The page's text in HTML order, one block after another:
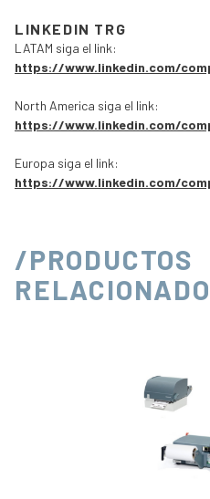
LINKEDIN TRG
LATAM siga el link:
https://www.linkedin.com/
North America siga el link:
https://www.linkedin.com/
Europa siga el link:
https://www.linkedin.com/
/PRODUCTOS